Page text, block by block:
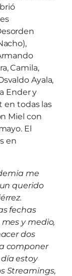
Camila,
Ayala,
Ender y
en todas las
Miel con
El
en
me
querido
fechas
y medio,
dos
componer
estoy
Streamings,